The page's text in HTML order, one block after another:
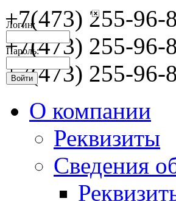
Логин:
Пароль:
+7(473) 255-96-
+7(473) 255-96-
+7(473) 255-96-
О компании
Реквизиты
Сведения